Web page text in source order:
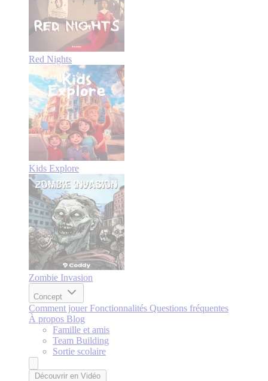
Red Nights
Kids Explore
Zombie Invasion
Concept
Comment jouer Fonctionnalités Questions fréquentes
À propos Blog
Famille et amis
Team Building
Sortie scolaire
Découvrir en Vidéo